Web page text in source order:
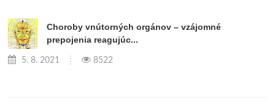
Choroby vnútorných orgánov – vzájomné
prepojenia reagujúc...
5. 8. 2021 8522